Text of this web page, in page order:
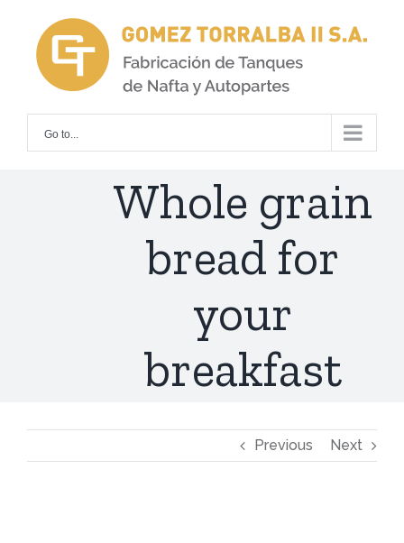
content
Go to...
Whole grain
bread for
your
breakfast
Previous Next